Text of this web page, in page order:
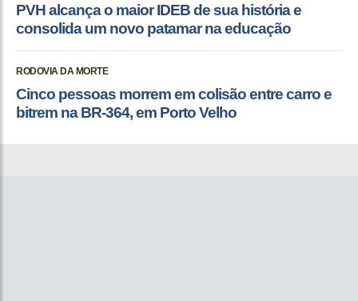
PVH alcança o maior IDEB de sua história e
consolida um novo patamar na educação
RODOVIA DA MORTE
Cinco pessoas morrem em colisão entre carro e
bitrem na BR-364, em Porto Velho